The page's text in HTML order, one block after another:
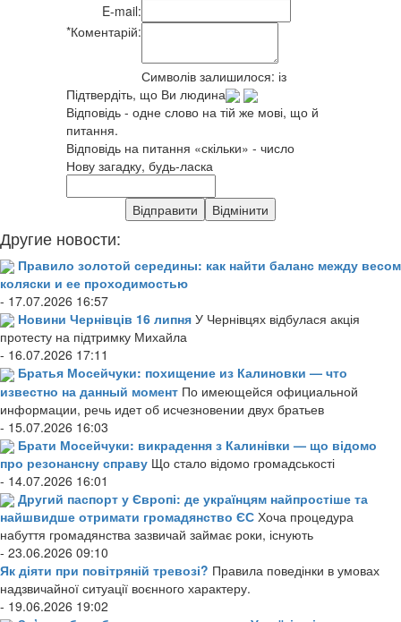
E-mail:
*Коментарій:
Символів залишилося: із
Підтвердіть, що Ви людина
Відповідь - одне слово на тій же мові, що й
питання.
Відповідь на питання «скільки» - число
Нову загадку, будь-ласка
Другие новости:
Правило золотой середины: как найти баланс между весом
коляски и ее проходимостью
- 17.07.2026 16:57
Новини Чернівців 16 липня У Чернівцях відбулася акція
протесту на підтримку Михайла
- 16.07.2026 17:11
Братья Мосейчуки: похищение из Калиновки — что
известно на данный момент По имеющейся официальной
информации, речь идет об исчезновении двух братьев
- 15.07.2026 16:03
Брати Мосейчуки: викрадення з Калинівки — що відомо
про резонансну справу Що стало відомо громадськості
- 14.07.2026 16:01
Другий паспорт у Європі: де українцям найпростіше та
найшвидше отримати громадянство ЄС Хоча процедура
набуття громадянства зазвичай займає роки, існують
- 23.06.2026 09:10
Як діяти при повітряній тревозі? Правила поведінки в умовах
надзвичайної ситуації воєнного характеру.
- 19.06.2026 19:02